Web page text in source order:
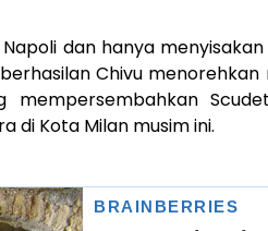
dan hanya
Chivu
mempersembahkan
di Kota Milan musim ini.